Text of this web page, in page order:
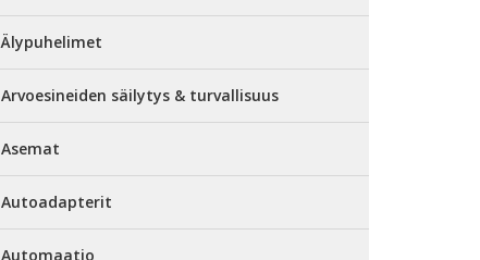
Älypuhelimet
Arvoesineiden säilytys & turvallisuus
Asemat
Autoadapterit
Automaatio